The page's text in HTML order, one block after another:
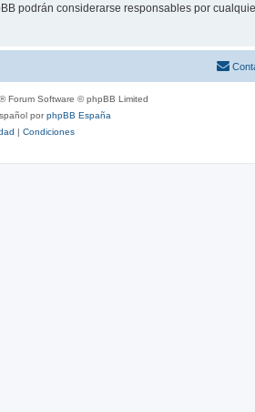
podrán considerarse responsables por
® Forum Software © phpBB Limited
porphpBB España
| Condiciones